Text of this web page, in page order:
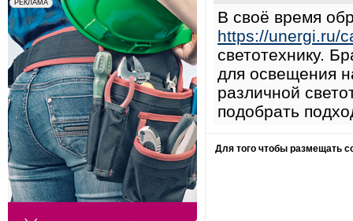
В своё время
https://unergi.ru/
светотехнику.
для освещения
различной
подобрать
Для того чтобы размещать